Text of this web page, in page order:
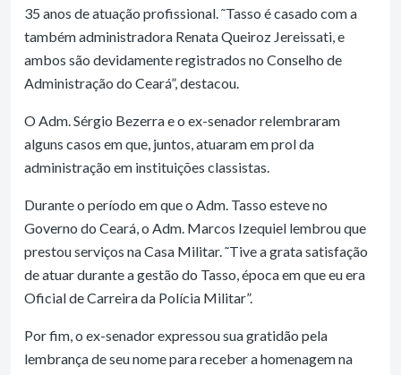
35 anos de atuação profissional. ˜Tasso é casado com a
também administradora Renata Queiroz Jereissati, e
ambos são devidamente registrados no Conselho de
Administração do Ceará”, destacou.
O Adm. Sérgio Bezerra e o ex-senador relembraram
alguns casos em que, juntos, atuaram em prol da
administração em instituições classistas.
Durante o período em que o Adm. Tasso esteve no
Governo do Ceará, o Adm. Marcos Izequiel lembrou que
prestou serviços na Casa Militar. ˜Tive a grata satisfação
de atuar durante a gestão do Tasso, época em que eu era
Oficial de Carreira da Polícia Militar”.
Por fim, o ex-senador expressou sua gratidão pela
lembrança de seu nome para receber a homenagem na